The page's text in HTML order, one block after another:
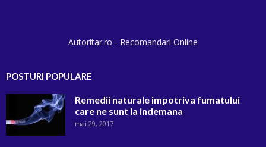
Autoritar.ro - Recomandari Online
POSTURI POPULARE
Remedii naturale impotriva fumatului
care ne sunt la indemana
mai 29, 2017